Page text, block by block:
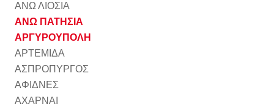
ΑΝΩ ΛΙΟΣΙΑ
ΑΝΩ ΠΑΤΗΣΙΑ
ΑΡΓΥΡΟΥΠΟΛΗ
ΑΡΤΕΜΙΔΑ
ΑΣΠΡΟΠΥΡΓΟΣ
ΑΦΙΔΝΕΣ
ΑΧΑΡΝΑΙ